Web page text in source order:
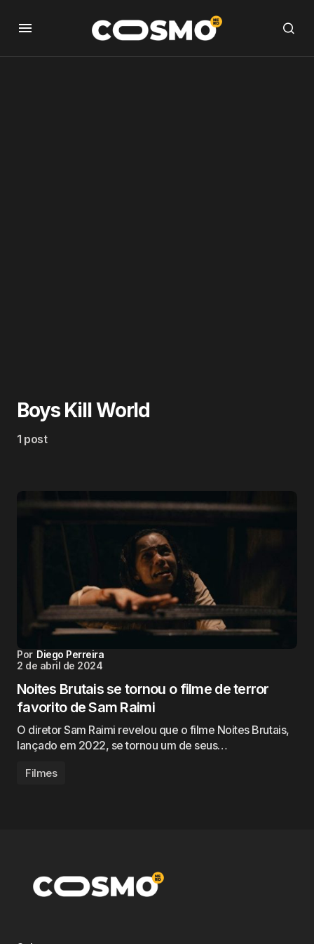
Boys Kill World
1 post
Por Diego Perreira
2 de abril de 2024
Noites Brutais se tornou o filme de terror
favorito de Sam Raimi
O diretor Sam Raimi revelou que o filme Noites Brutais,
lançado em 2022, se tornou um de seus…
Filmes